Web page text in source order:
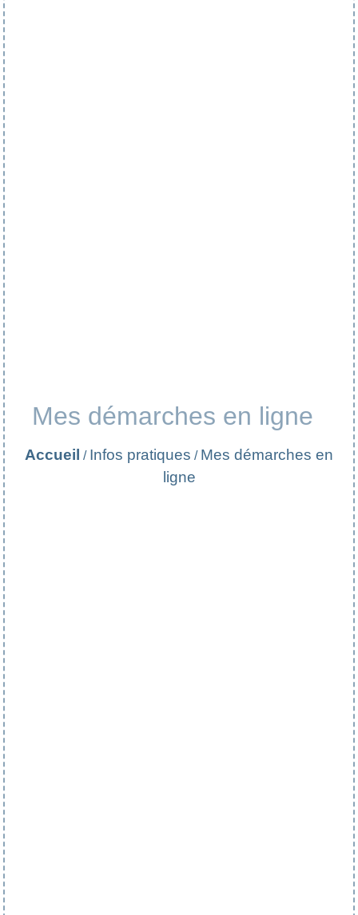
Mes démarches en ligne
Accueil / Infos pratiques / Mes démarches en
ligne